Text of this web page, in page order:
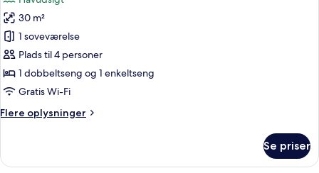
billeder
af
Superior-
værelse
-
havudsigt
30 m²
1 soveværelse
Plads til 4 personer
1 dobbeltseng og 1 enkeltseng
Gratis Wi-Fi
Flere oplysninger
Flere
værelse
Se priser